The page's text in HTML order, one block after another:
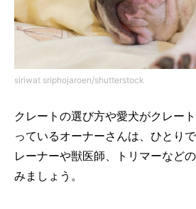
siriwat sriphojaroen/shutterstock
クレートの選び方や愛犬がクレー
っているオーナーさんは、ひとり
レーナーや獣医師、トリマーなど
みましょう。